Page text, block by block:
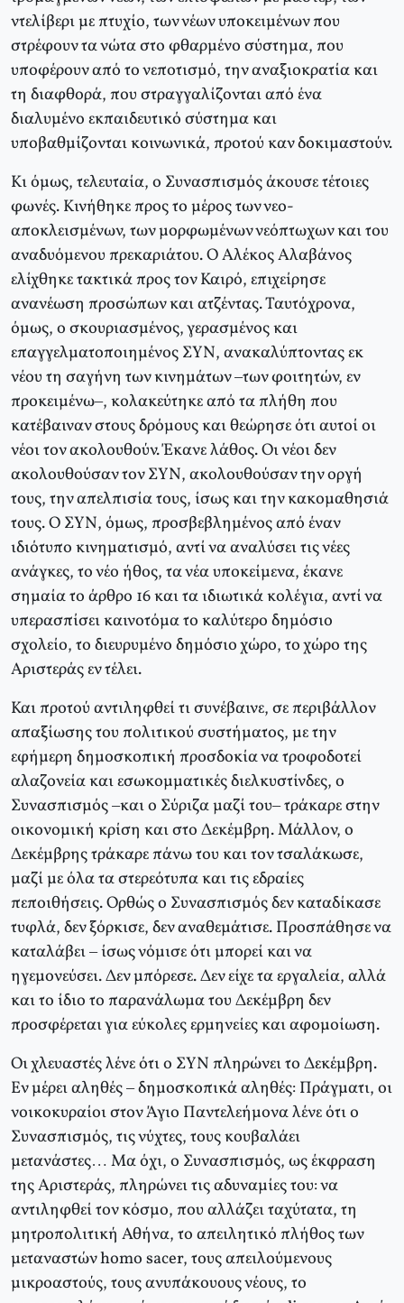
ντελίβερι με πτυχίο, των νέων υποκειμένων που
στρέφουν τα νώτα στο φθαρμένο σύστημα, που
υποφέρουν από το νεποτισμό, την αναξιοκρατία και
τη διαφθορά, που στραγγαλίζονται από ένα
διαλυμένο εκπαιδευτικό σύστημα και
υποβαθμίζονται κοινωνικά, προτού καν δοκιμαστούν.
Κι όμως, τελευταία, ο Συνασπισμός άκουσε τέτοιες
φωνές. Κινήθηκε προς το μέρος των νεο-
αποκλεισμένων, των μορφωμένων νεόπτωχων και του
αναδυόμενου πρεκαριάτου. Ο Αλέκος Αλαβάνος
ελίχθηκε τακτικά προς τον Καιρό, επιχείρησε
ανανέωση προσώπων και ατζέντας. Ταυτόχρονα,
όμως, ο σκουριασμένος, γερασμένος και
επαγγελματοποιημένος ΣΥΝ, ανακαλύπτοντας εκ
νέου τη σαγήνη των κινημάτων –των φοιτητών, εν
προκειμένω–, κολακεύτηκε από τα πλήθη που
κατέβαιναν στους δρόμους και θεώρησε ότι αυτοί οι
νέοι τον ακολουθούν. Έκανε λάθος. Οι νέοι δεν
ακολουθούσαν τον ΣΥΝ, ακολουθούσαν την οργή
τους, την απελπισία τους, ίσως και την κακομαθησιά
τους. Ο ΣΥΝ, όμως, προσβεβλημένος από έναν
ιδιότυπο κινηματισμό, αντί να αναλύσει τις νέες
ανάγκες, το νέο ήθος, τα νέα υποκείμενα, έκανε
σημαία το άρθρο 16 και τα ιδιωτικά κολέγια, αντί να
υπερασπίσει καινοτόμα το καλύτερο δημόσιο
σχολείο, το διευρυμένο δημόσιο χώρο, το χώρο της
Αριστεράς εν τέλει.
Και προτού αντιληφθεί τι συνέβαινε, σε περιβάλλον
απαξίωσης του πολιτικού συστήματος, με την
εφήμερη δημοσκοπική προσδοκία να τροφοδοτεί
αλαζονεία και εσωκομματικές διελκυστίνδες, ο
Συνασπισμός –και ο Σύριζα μαζί του– τράκαρε στην
οικονομική κρίση και στο Δεκέμβρη. Μάλλον, ο
Δεκέμβρης τράκαρε πάνω του και τον τσαλάκωσε,
μαζί με όλα τα στερεότυπα και τις εδραίες
πεποιθήσεις. Ορθώς ο Συνασπισμός δεν καταδίκασε
τυφλά, δεν ξόρκισε, δεν αναθεμάτισε. Προσπάθησε να
καταλάβει – ίσως νόμισε ότι μπορεί και να
ηγεμονεύσει. Δεν μπόρεσε. Δεν είχε τα εργαλεία, αλλά
και το ίδιο το παρανάλωμα του Δεκέμβρη δεν
προσφέρεται για εύκολες ερμηνείες και αφομοίωση.
Οι χλευαστές λένε ότι ο ΣΥΝ πληρώνει το Δεκέμβρη.
Εν μέρει αληθές – δημοσκοπικά αληθές: Πράγματι, οι
νοικοκυραίοι στον Άγιο Παντελεήμονα λένε ότι ο
Συνασπισμός, τις νύχτες, τους κουβαλάει
μετανάστες… Μα όχι, ο Συνασπισμός, ως έκφραση
της Αριστεράς, πληρώνει τις αδυναμίες του: να
αντιληφθεί τον κόσμο, που αλλάζει ταχύτατα, τη
μητροπολιτική Αθήνα, το απειλητικό πλήθος των
μεταναστών homo sacer, τους απειλούμενους
μικροαστούς, τους ανυπάκουους νέους, το